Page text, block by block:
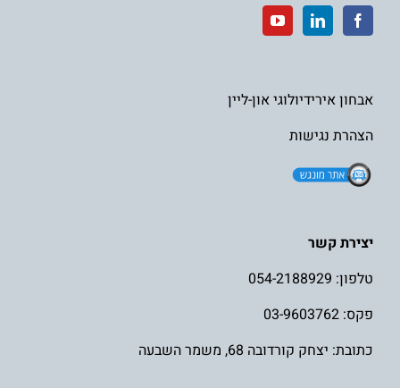
אבחון אירידיולוגי און-ליין
הצהרת נגישות
יצירת קשר
טלפון: 054-2188929
פקס: 03-9603762
כתובת: יצחק קורדובה 68, משמר השבעה